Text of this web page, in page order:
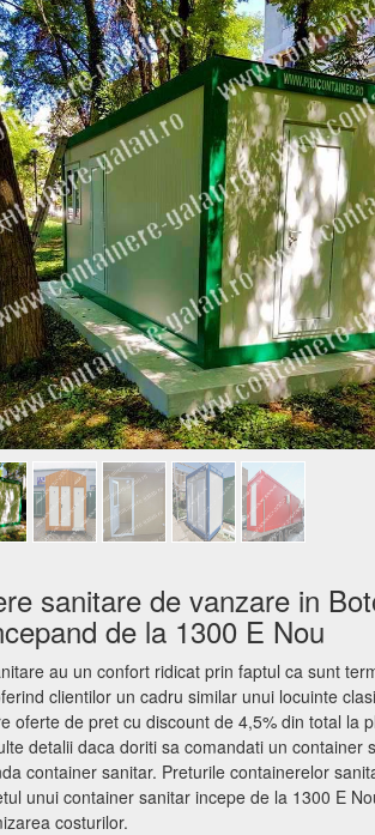
sanitare de vanzare in
de la 1300 E Nou
au un confort ridicat prin faptul ca sunt
clientilor un cadru similar unui locuinte
oferte de pret cu discount de 4,5% din total la
detalii daca doriti sa comandati un container
container sanitar. Preturile containerelor
unui container sanitar incepe de la 1300 E
costurilor.